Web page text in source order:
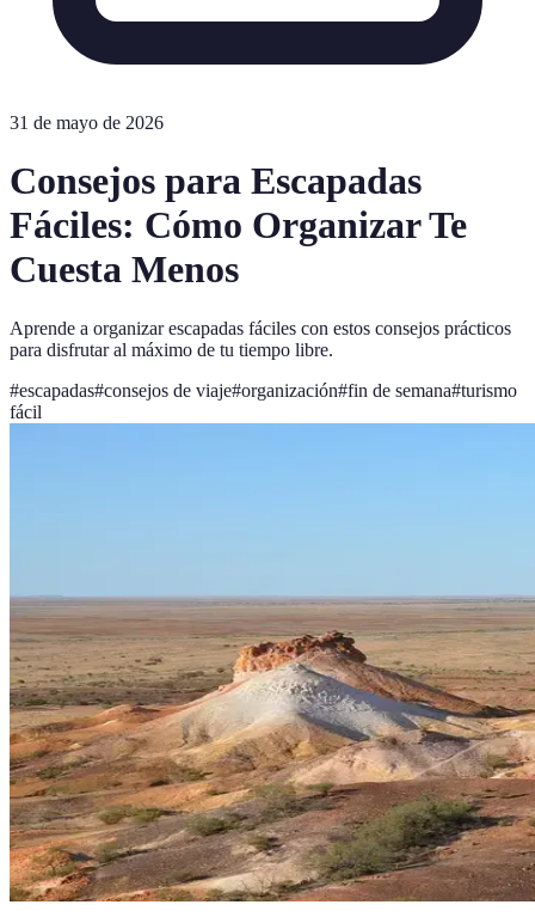
31 de mayo de 2026
Consejos para Escapadas
Fáciles: Cómo Organizar Te
Cuesta Menos
Aprende a organizar escapadas fáciles con estos consejos prácticos
para disfrutar al máximo de tu tiempo libre.
#escapadas#consejos de viaje#organización#fin de semana#turismo
fácil